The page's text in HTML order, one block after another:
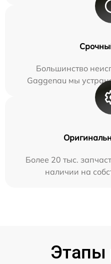
Большинство
Gaggenau мы
Более 20 тыс.
наличии на
Этапы